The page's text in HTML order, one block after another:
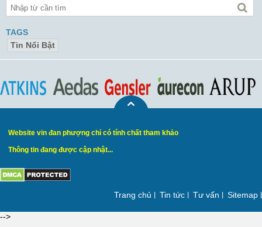
TAGS
Tin Nổi Bật
Website vin đan phượng chỉ có tính chất tham khảo
Thông tin đang được cập nhật...
Trang chủ Tin tức Tư vấn Sitemap
-->